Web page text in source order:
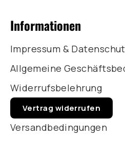
Informationen
Impressum &
Allgemeine
Widerrufsbelehrung
Vertrag widerrufen
Versandbedingungen